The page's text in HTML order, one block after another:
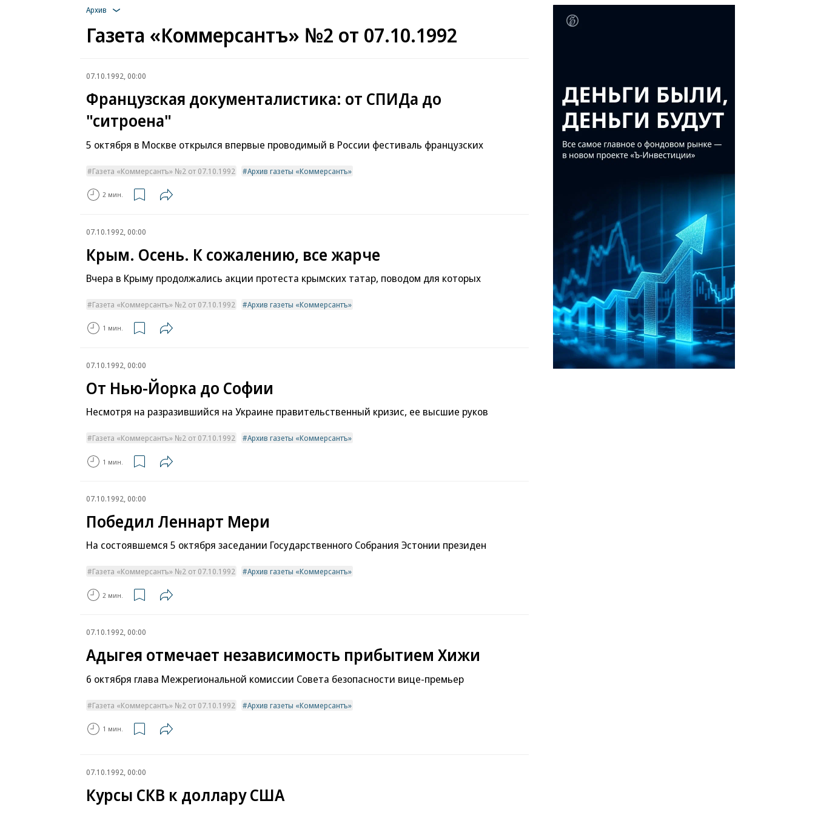
Архив
Газета «Коммерсантъ» №2 от 07.10.1992
07.10.1992, 00:00
Французская документалистика: от СПИДа до
"ситроена"
5 октября в Москве открылся впервые проводимый в России фестиваль французских
Газета «Коммерсантъ» №2 от 07.10.1992 Архив газеты «Коммерсантъ»
2 мин.
07.10.1992, 00:00
Крым. Осень. К сожалению, все жарче
Вчера в Крыму продолжались акции протеста крымских татар, поводом для которых
Газета «Коммерсантъ» №2 от 07.10.1992 Архив газеты «Коммерсантъ»
1 мин.
07.10.1992, 00:00
От Нью-Йорка до Софии
Несмотря на разразившийся на Украине правительственный кризис, ее высшие руков
Газета «Коммерсантъ» №2 от 07.10.1992 Архив газеты «Коммерсантъ»
1 мин.
07.10.1992, 00:00
Победил Леннарт Мери
На состоявшемся 5 октября заседании Государственного Собрания Эстонии президен
Газета «Коммерсантъ» №2 от 07.10.1992 Архив газеты «Коммерсантъ»
2 мин.
07.10.1992, 00:00
Адыгея отмечает независимость прибытием Хижи
6 октября глава Межрегиональной комиссии Совета безопасности вице-премьер
Газета «Коммерсантъ» №2 от 07.10.1992 Архив газеты «Коммерсантъ»
1 мин.
07.10.1992, 00:00
Курсы СКВ к доллару США